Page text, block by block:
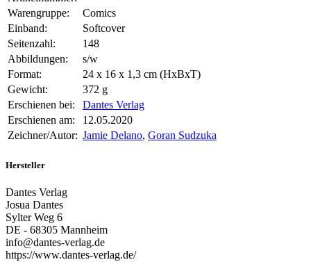
Warengruppe:
Comics
Einband:
Softcover
Seitenzahl:
148
Abbildungen:
s/w
Format:
24 x 16 x 1,3 cm (HxBxT)
Gewicht:
372 g
Erschienen bei:
Dantes Verlag
Erschienen am:
12.05.2020
Zeichner/Autor: Jamie Delano, Goran Sudzuka
Hersteller
Dantes Verlag
Josua Dantes
Sylter Weg 6
DE - 68305 Mannheim
info@dantes-verlag.de
https://www.dantes-verlag.de/